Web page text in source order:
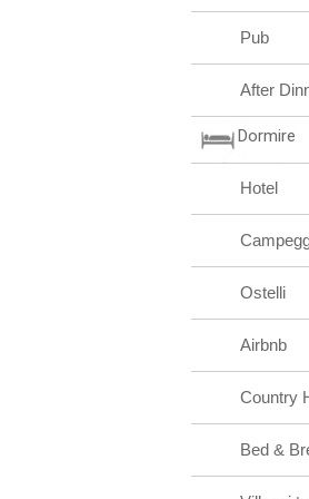
Pub
After
Dormire
Hotel
Ostelli
Airbnb
Country
Bed &